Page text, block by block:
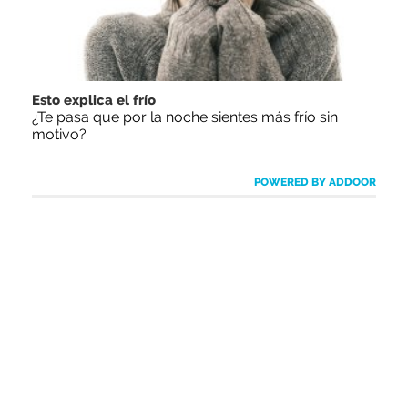
Esto explica el frío
¿Te pasa que por la noche sientes más frío sin
motivo?
POWERED BY ADDOOR